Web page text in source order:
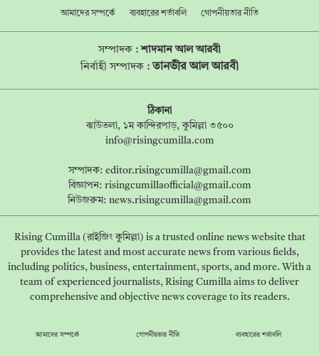
আমাদের সম্পর্কে ব্যবহারের শর্তাবলি গোপনীয়তার নীতি
সম্পাদক :শাদমান আল আরবী
নির্বাহী সম্পাদক :তানভীর আল আরবী
ঠিকানা
ঝাউতলা, ১ম কান্দিরপাড়, কুমিল্লা ৩৫০০
info@risingcumilla.com
সম্পাদক: editor.risingcumilla@gmail.com
বিজ্ঞাপন: risingcumillaofficial@gmail.com
নিউজরুম: news.risingcumilla@gmail.com
Rising Cumilla (রাইজিং কুমিল্লা) is a trusted online news website that
provides the latest and most accurate news from various fields,
including politics, business, entertainment, sports, and more. With a
team of experienced journalists, Rising Cumilla aims to deliver
comprehensive and objective news coverage to its readers.
আমাদের সম্পর্কে গোপনীয়তার নীতি ব্যবহারের শর্তাবলি